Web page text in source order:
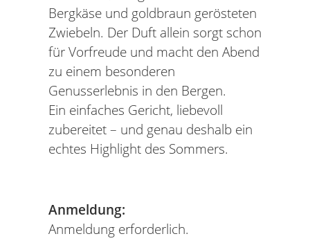
Bergkäse und goldbraun gerösteten
Zwiebeln. Der Duft allein sorgt schon
für Vorfreude und macht den Abend
zu einem besonderen
Genusserlebnis in den Bergen.
Ein einfaches Gericht, liebevoll
zubereitet – und genau deshalb ein
echtes Highlight des Sommers.
Anmeldung:
Anmeldung erforderlich.